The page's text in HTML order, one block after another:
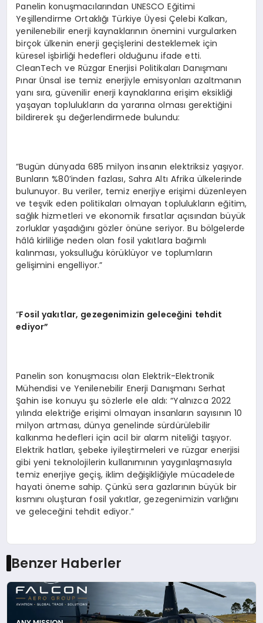
Panelin konuşmacılarından UNESCO Eğitimi
Yeşillendirme Ortaklığı Türkiye Üyesi Çelebi Kalkan,
yenilenebilir enerji kaynaklarının önemini vurgularken
birçok ülkenin enerji geçişlerini desteklemek için
küresel işbirliği hedefleri olduğunu ifade etti.
CleanTech ve Rüzgar Enerjisi Politikaları Danışmanı
Pınar Ünsal ise temiz enerjiyle emisyonları azaltmanın
yanı sıra, güvenilir enerji kaynaklarına erişim eksikliği
yaşayan toplulukların da yararına olması gerektiğini
bildirerek şu değerlendirmede bulundu:
“Bugün dünyada 685 milyon insanın elektriksiz yaşıyor.
Bunların %80’inden fazlası, Sahra Altı Afrika ülkelerinde
bulunuyor. Bu veriler, temiz enerjiye erişimi düzenleyen
ve teşvik eden politikaları olmayan toplulukların eğitim,
sağlık hizmetleri ve ekonomik fırsatlar açısından büyük
zorluklar yaşadığını gözler önüne seriyor. Bu bölgelerde
hâlâ kirliliğe neden olan fosil yakıtlara bağımlı
kalınması, yoksulluğu körüklüyor ve toplumların
gelişimini engelliyor.”
“Fosil yakıtlar, gezegenimizin geleceğini tehdit
ediyor”
Panelin son konuşmacısı olan Elektrik-Elektronik
Mühendisi ve Yenilenebilir Enerji Danışmanı Serhat
Şahin ise konuyu şu sözlerle ele aldı: “Yalnızca 2022
yılında elektriğe erişimi olmayan insanların sayısının 10
milyon artması, dünya genelinde sürdürülebilir
kalkınma hedefleri için acil bir alarm niteliği taşıyor.
Elektrik hatları, şebeke iyileştirmeleri ve rüzgar enerjisi
gibi yeni teknolojilerin kullanımının yaygınlaşmasıyla
temiz enerjiye geçiş, iklim değişikliğiyle mücadelede
hayati öneme sahip. Çünkü sera gazlarının büyük bir
kısmını oluşturan fosil yakıtlar, gezegenimizin varlığını
ve geleceğini tehdit ediyor.”
Benzer Haberler